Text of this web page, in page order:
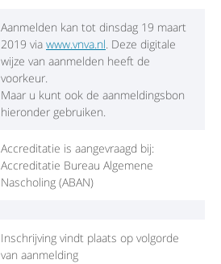
Aanmelden kan tot dinsdag 19 maart
2019 via www.vnva.nl. Deze digitale
wijze van aanmelden heeft de
voorkeur.
Maar u kunt ook de aanmeldingsbon
hieronder gebruiken.
Accreditatie is aangevraagd bij:
Accreditatie Bureau Algemene
Nascholing (ABAN)
Inschrijving vindt plaats op volgorde
van aanmelding